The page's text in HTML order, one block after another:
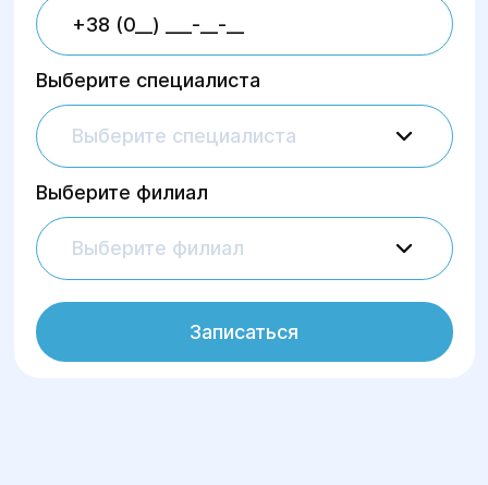
Выберите специалиста
Выберите специалиста
Выберите филиал
Выберите филиал
Записаться